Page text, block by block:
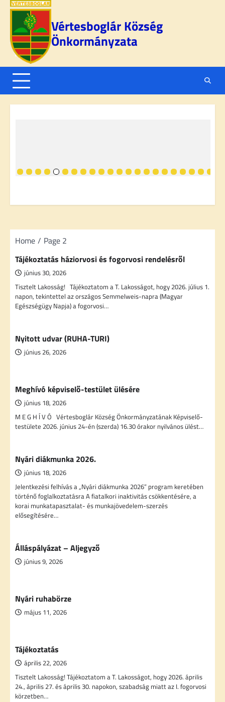
Skip
content
Vértesboglár Község
Önkormányzata
Home
Page 2
Tájékoztatás háziorvosi és fogorvosi rendelésről
június 30, 2026
Tisztelt Lakosság! Tájékoztatom a T. Lakosságot, hogy 2026. július 1.
napon, tekintettel az országos Semmelweis-napra (Magyar
Egészségügy Napja) a fogorvosi…
Nyitott udvar (RUHA-TURI)
június 26, 2026
Meghívó képviselő-testület ülésére
június 18, 2026
M E G H Í V Ó Vértesboglár Község Önkormányzatának Képviselő-
testülete 2026. június 24-én (szerda) 16.30 órakor nyilvános ülést…
Nyári diákmunka 2026.
június 18, 2026
Jelentkezési felhívás a „Nyári diákmunka 2026” program keretében
történő foglalkoztatásra A fiatalkori inaktivitás csökkentésére, a
korai munkatapasztalat- és munkajövedelem-szerzés
elősegítésére…
Álláspályázat – Aljegyző
június 9, 2026
Nyári ruhabörze
május 11, 2026
Tájékoztatás
április 22, 2026
Tisztelt Lakosság! Tájékoztatom a T. Lakosságot, hogy 2026. április
24., április 27. és április 30. napokon, szabadság miatt az I. fogorvosi
körzetben…